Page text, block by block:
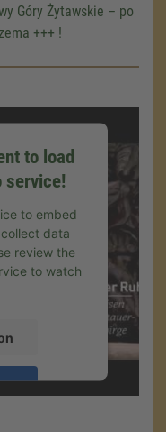
Góry Żytawskie – po
+++ !
to load
service!
to embed
data
review the
to watch